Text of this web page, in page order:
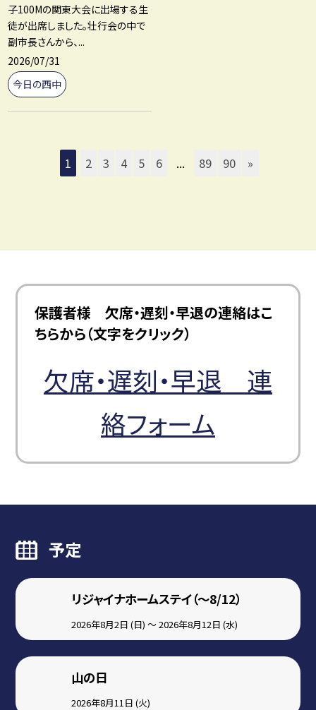
子100Mの関東大会に出場する生
徒が出席しました。壮行会の中で
副市長さんから、...
2026/07/31
今日の西中
1 2 3 4 5 6 ... 89 90 »
保護者様 欠席・遅刻・早退の連絡はこ
ちらから（文字をクリック）
欠席・遅刻・早退 連
絡フォーム
予定
リジャイナホームステイ（～8/12）
2026年8月2日 (日) ～ 2026年8月12日 (水)
山の日
2026年8月11日 (火)